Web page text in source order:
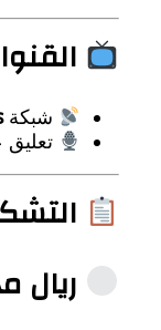
شبكة
تعليق
ريال